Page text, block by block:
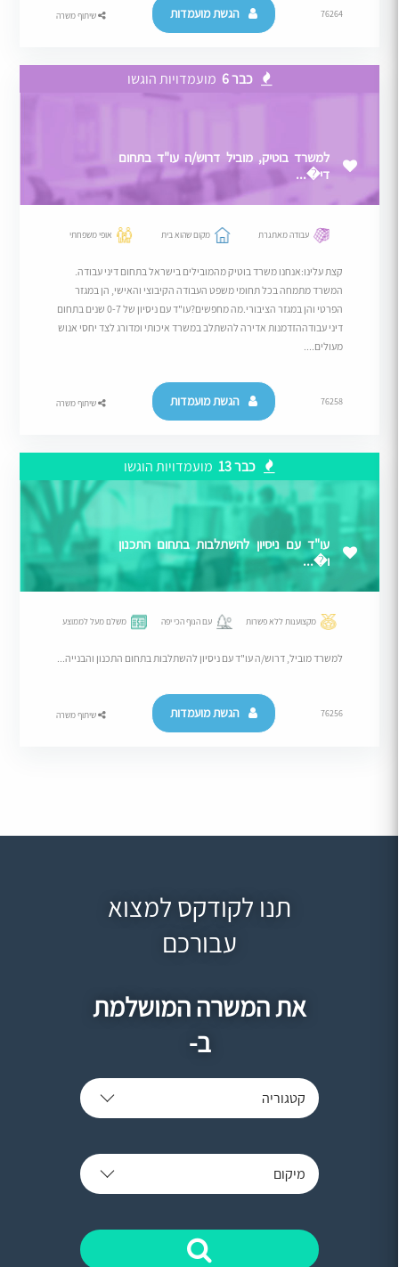
76264 הגשת מועמדות שיתוף משרה
כבר 6 מועמדויות הוגשו
למשרד בוטיק, מוביל דרוש/ה עו"ד בתחום
די�...
עבודה מאתגרת מקום שהוא בית אופי משפחתי
קצת עלינו:אנחנו משרד בוטיק מהמובילים בישראל בתחום דיני עבודה.
המשרד מתמחה בכל תחומי משפט העבודה הקיבוצי והאישי, הן במגזר
הפרטי והן במגזר הציבורי.מה מחפשים?עו"ד עם ניסיון של 0-7 שנים בתחום
דיני עבודההזדמנות אדירה להשתלב במשרד איכותי ומדורג לצד יחסי אנוש
מעולים....
76258 הגשת מועמדות שיתוף משרה
כבר 13 מועמדויות הוגשו
עו"ד עם ניסיון להשתלבות בתחום התכנון
ו�...
מקצוענות ללא פשרות עם הנוף הכי יפה משלם מעל לממוצע
למשרד מוביל, דרוש/ה עו"ד עם ניסיון להשתלבות בתחום התכנון והבנייה...
76256 הגשת מועמדות שיתוף משרה
תנו לקודקס למצוא
עבורכם
את המשרה המושלמת
ב-
קטגוריה
מיקום